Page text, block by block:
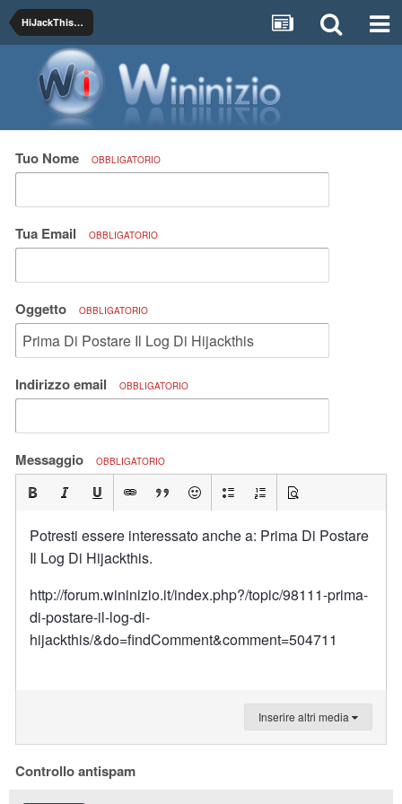
HiJackThis - Posta qui i Log
Tuo Nome OBBLIGATORIO
Tua Email OBBLIGATORIO
Oggetto OBBLIGATORIO
Indirizzo email OBBLIGATORIO
Messaggio OBBLIGATORIO
Potresti essere interessato anche a: Prima Di Postare
Il Log Di Hijackthis.
http://forum.wininizio.it/index.php?/topic/98111-prima-
di-postare-il-log-di-
hijackthis/&do=findComment&comment=504711
Inserire altri media
Controllo antispam